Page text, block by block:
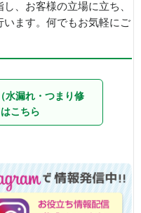
、お客様の立場に立ち、
ます。何でもお気軽にご
水漏れ・つまり修
こちら